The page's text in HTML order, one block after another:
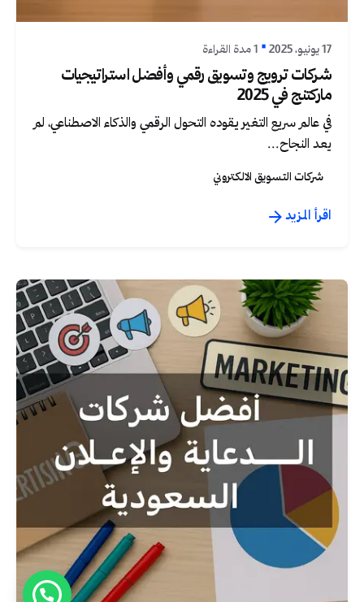
17 يونيو، 2025 1 مدة القراءة
شركات ترويج وتسويق رقمي وأفضل استراتيجيات
ماركتنج في 2025
في عالم سريع التغير يقوده التحول الرقمي والذكاء الاصطناعي، لم
يعد النجاح...
شركات التسويق الالكتروني
اقرأ المزيد
نُشر بواسطة
Graphica Ltd